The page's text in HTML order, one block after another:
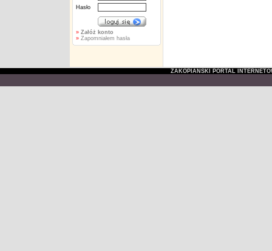
Hasło
» Załóż konto
»Zapomniałem hasła
ZAKOPIAŃSKI PORTAL